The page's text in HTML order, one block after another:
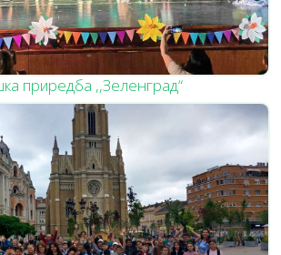
приредба ,,Зеленград“